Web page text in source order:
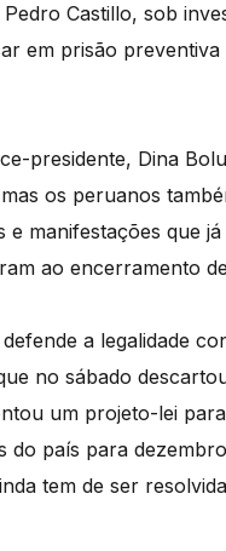
Castillo, sob
em prisão preventiva
presidente, Dina
os peruanos
e manifestações que
ao encerramento
a legalidade
no sábado
um projeto-lei
do país para
tem de ser